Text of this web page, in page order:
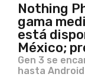
Nothing
gama
está
México;
Gen 3 se
hasta Android